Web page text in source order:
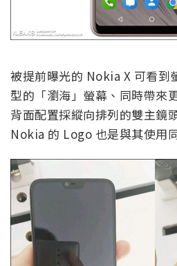
被提前曝光的 Nokia X 可看到
型的「瀏海」螢幕、同時帶來
背面配置採縱向排列的雙主鏡
Nokia 的 Logo 也是與其使用